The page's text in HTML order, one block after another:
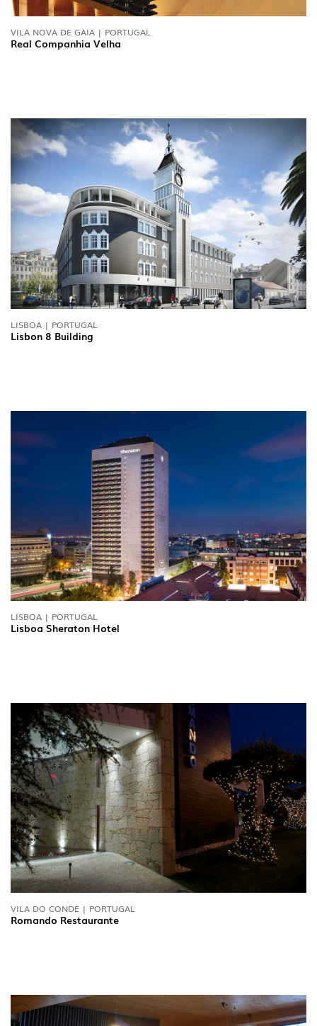
VILA NOVA DE GAIA | PORTUGAL
Real Companhia Velha
LISBOA | PORTUGAL
Lisbon 8 Building
LISBOA | PORTUGAL
Lisboa Sheraton Hotel
VILA DO CONDE | PORTUGAL
Romando Restaurante